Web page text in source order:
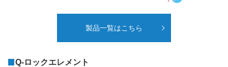
製品一覧はこちら
Q-ロックエレメント